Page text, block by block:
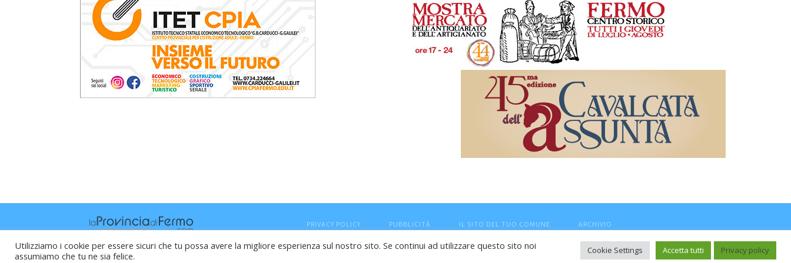
PRIVACY POLICY PUBBLICITÀ IL SITO DEL TUO COMUNE ARCHIVIO
Raffaele Vitali - via Leopardi 10 - 61121 Pesaro (PU) - Cod.Fisc VTLRFL77B02L500Y - Testata giornalistica, aut. Trib.Fermo n.04/2010 del 05/08/2010
Utilizziamo i cookie per essere sicuri che tu possa avere la migliore esperienza sul nostro sito. Se continui ad utilizzare questo sito noi
assumiamo che tu ne sia felice.
Cookie Settings Accetta tutti Privacy policy